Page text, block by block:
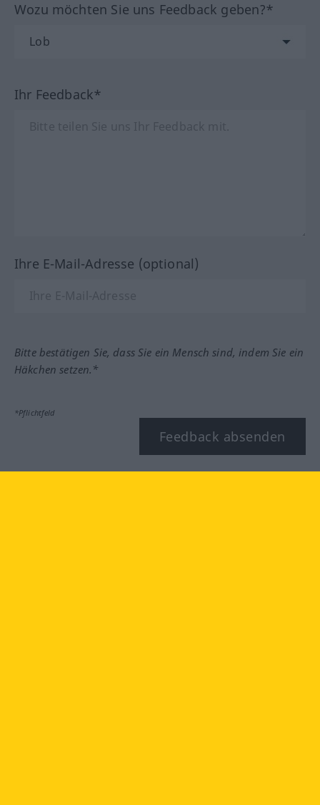
Wozu möchten Sie uns Feedback geben?*
Ihr Feedback*
Ihre E-Mail-Adresse (optional)
Bitte bestätigen Sie, dass Sie ein Mensch sind, indem Sie ein
Häkchen setzen.*
*Pflichtfeld
Feedback absenden